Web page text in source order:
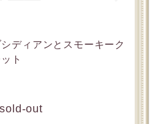
ディアンとスモーキーク
ット
sold-out